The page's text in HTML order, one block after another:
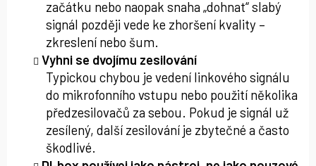
začátku nebo naopak snaha „dohnat“ slabý
signál později vede ke zhoršení kvality –
zkreslení nebo šum.
Vyhni se dvojímu zesilování
Typickou chybou je vedení linkového signálu
do mikrofonního vstupu nebo použití několika
předzesilovačů za sebou. Pokud je signál už
zesílený, další zesilování je zbytečné a často
škodlivé.